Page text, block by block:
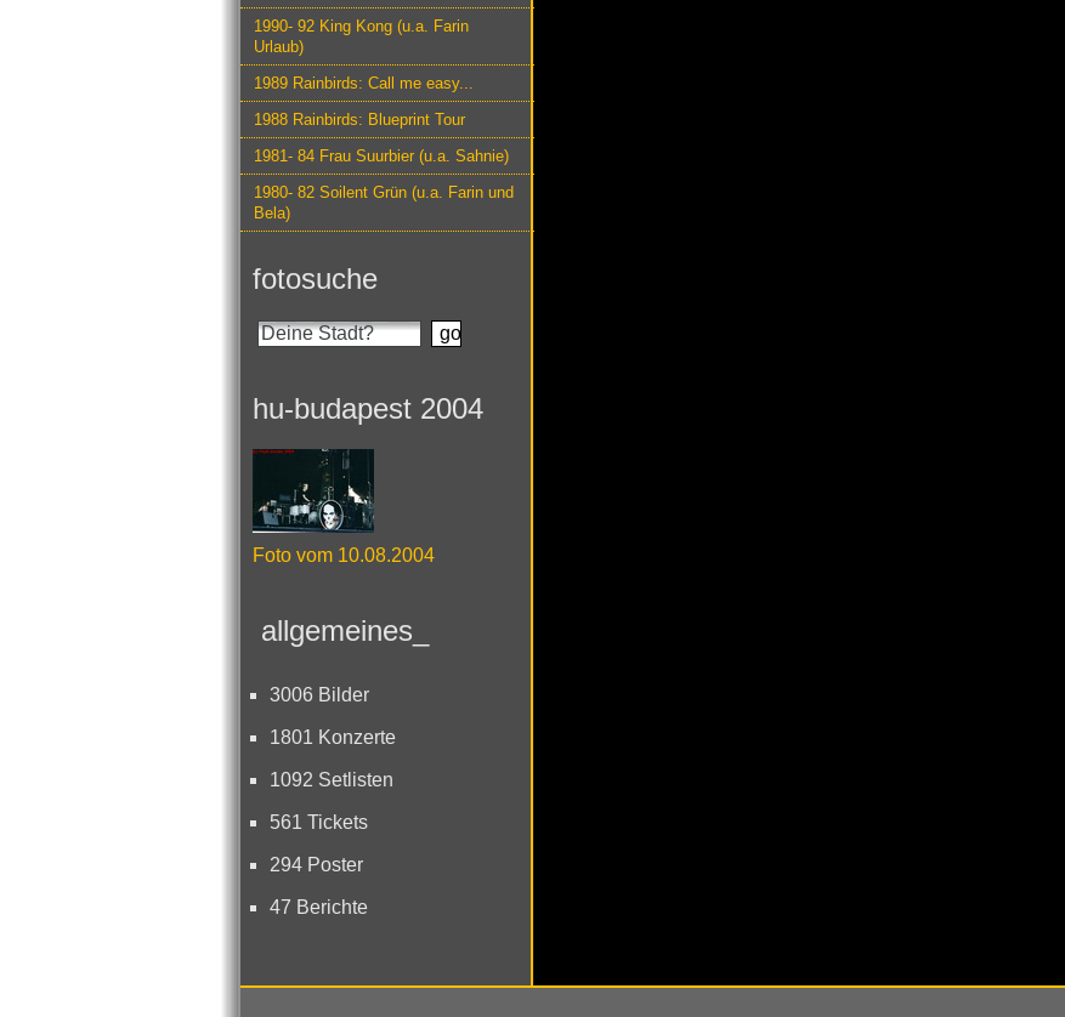
1990- 92 King Kong (u.a. Farin
Urlaub)
1989 Rainbirds: Call me easy...
1988 Rainbirds: Blueprint Tour
1981- 84 Frau Suurbier (u.a. Sahnie)
1980- 82 Soilent Grün (u.a. Farin und
Bela)
fotosuche
hu-budapest 2004
Foto vom 10.08.2004
allgemeines_
3006 Bilder
1801 Konzerte
1092 Setlisten
561 Tickets
294 Poster
47 Berichte